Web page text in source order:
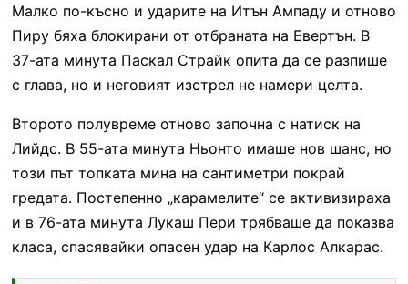
Малко по-късно и ударите на Итън Ампаду и отново
Пиру бяха блокирани от отбраната на Евертън. В
37-ата минута Паскал Страйк опита да се разпише
с глава, но и неговият изстрел не намери целта.
Второто полувреме отново започна с натиск на
Лийдс. В 55-ата минута Ньонто имаше нов шанс, но
този път топката мина на сантиметри покрай
гредата. Постепенно „карамелите“ се активизираха
и в 76-ата минута Лукаш Пери трябваше да показва
класа, спасявайки опасен удар на Карлос Алкарас.